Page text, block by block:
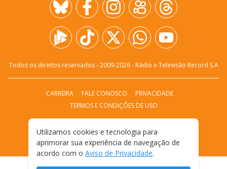
Todos os direitos reservados - 2009-2026- Rádio e Televisão Record S.A
CARREIRA FALE CONOSCO
PRIVACIDADE
TERMOS E CONDIÇÕES DE USO
Utilizamos cookies e tecnologia para
aprimorar sua experiência de navegação de
acordo com o Aviso de Privacidade.